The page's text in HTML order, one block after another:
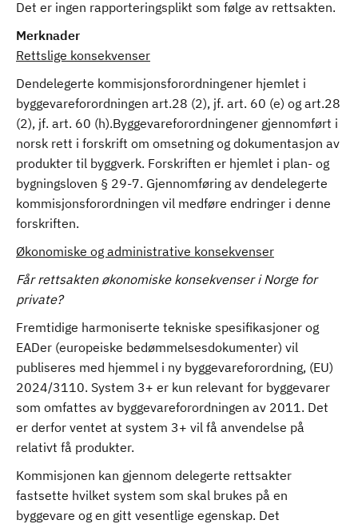
Det er ingen rapporteringsplikt som følge av rettsakten.
Merknader
Rettslige konsekvenser
Dendelegerte kommisjonsforordningener hjemlet i
byggevareforordningen art.28 (2), jf. art. 60 (e) og art.28
(2), jf. art. 60 (h).Byggevareforordningener gjennomført i
norsk rett i forskrift om omsetning og dokumentasjon av
produkter til byggverk. Forskriften er hjemlet i plan- og
bygningsloven § 29-7. Gjennomføring av dendelegerte
kommisjonsforordningen vil medføre endringer i denne
forskriften.
Økonomiske og administrative konsekvenser
Får rettsakten økonomiske konsekvenser i Norge for
private?
Fremtidige harmoniserte tekniske spesifikasjoner og
EADer (europeiske bedømmelsesdokumenter) vil
publiseres med hjemmel i ny byggevareforordning, (EU)
2024/3110. System 3+ er kun relevant for byggevarer
som omfattes av byggevareforordningen av 2011. Det
er derfor ventet at system 3+ vil få anvendelse på
relativt få produkter.
Kommisjonen kan gjennom delegerte rettsakter
fastsette hvilket system som skal brukes på en
byggevare og en gitt vesentlige egenskap. Det